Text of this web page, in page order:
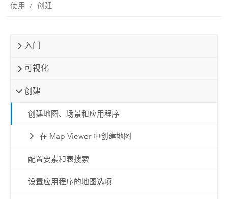
使用 创建
入门
可视化
创建
创建地图、场景和应用程序
在 Map Viewer 中创建地图
配置要素和表搜索
设置应用程序的地图选项